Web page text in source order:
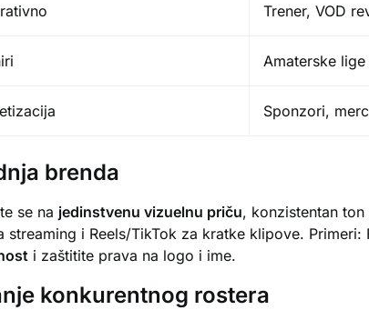
Trener, VOD
Amaterske
Sponzori,
brenda
se na jedinstvenu vizuelnu priču, konzistentan
streaming i Reels/TikTok za kratke klipove.
i zaštitite prava na logo i ime.
konkurentnog rostera